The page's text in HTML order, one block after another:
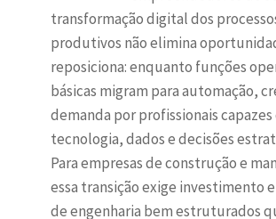
transformação digital dos
produtivos não elimina
reposiciona: enquanto funções
básicas migram para automação,
demanda por profissionais
tecnologia, dados e decisões
Para empresas de construção e
essa transição exige investimento
de engenharia bem estruturados